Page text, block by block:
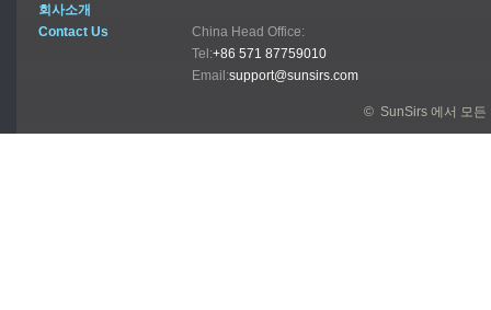
회사소개
Contact Us
China Head Office:
Tel:+86 571 87759010
Email:support@sunsirs.com
© SunSirs 에서 모